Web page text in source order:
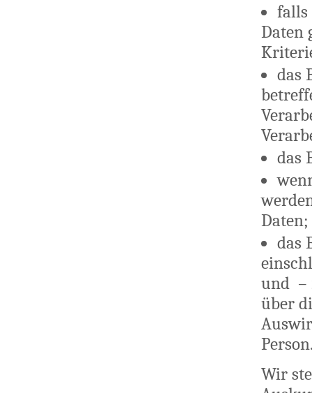
falls
Daten
das
das
Daten;
das
und –
über
Wir